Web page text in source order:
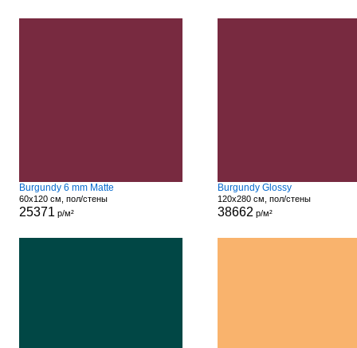
Burgundy 6 mm Matte
60x120 см, пол/стены
25371 р/м²
Burgundy Glossy
120x280 см, пол/стены
38662 р/м²